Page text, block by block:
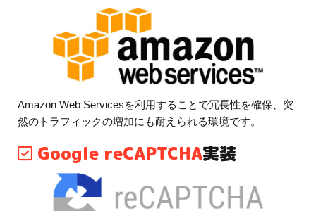
Amazon Web Servicesを利用することで冗長性を確保、突
然のトラフィックの増加にも耐えられる環境です。
Google reCAPTCHA実装